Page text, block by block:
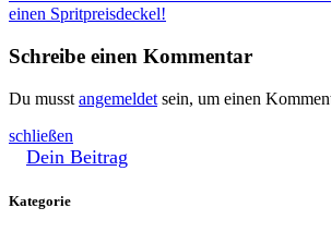
einen Spritpreisdeckel!
Schreibe einen Kommentar
Du musst angemeldet sein, um einen
schließen
Dein Beitrag
Kategorie